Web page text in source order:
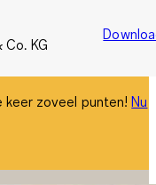
KG
keer zoveel punten!Nu